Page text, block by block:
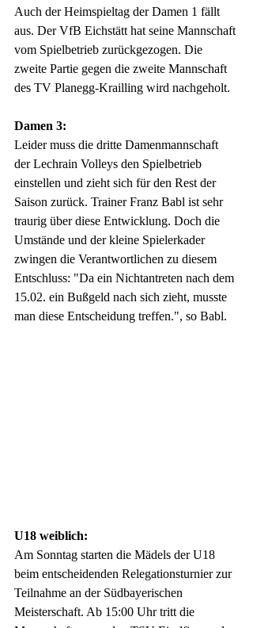
Auch der Heimspieltag der Damen 1 fällt
aus. Der VfB Eichstätt hat seine Mannschaft
vom Spielbetrieb zurückgezogen. Die
zweite Partie gegen die zweite Mannschaft
des TV Planegg-Krailling wird nachgeholt.
Damen 3:
Leider muss die dritte Damenmannschaft
der Lechrain Volleys den Spielbetrieb
einstellen und zieht sich für den Rest der
Saison zurück. Trainer Franz Babl ist sehr
traurig über diese Entwicklung. Doch die
Umstände und der kleine Spielerkader
zwingen die Verantwortlichen zu diesem
Entschluss: "Da ein Nichtantreten nach dem
15.02. ein Bußgeld nach sich zieht, musste
man diese Entscheidung treffen.", so Babl.
U18 weiblich:
Am Sonntag starten die Mädels der U18
beim entscheidenden Relegationsturnier zur
Teilnahme an der Südbayerischen
Meisterschaft. Ab 15:00 Uhr tritt die